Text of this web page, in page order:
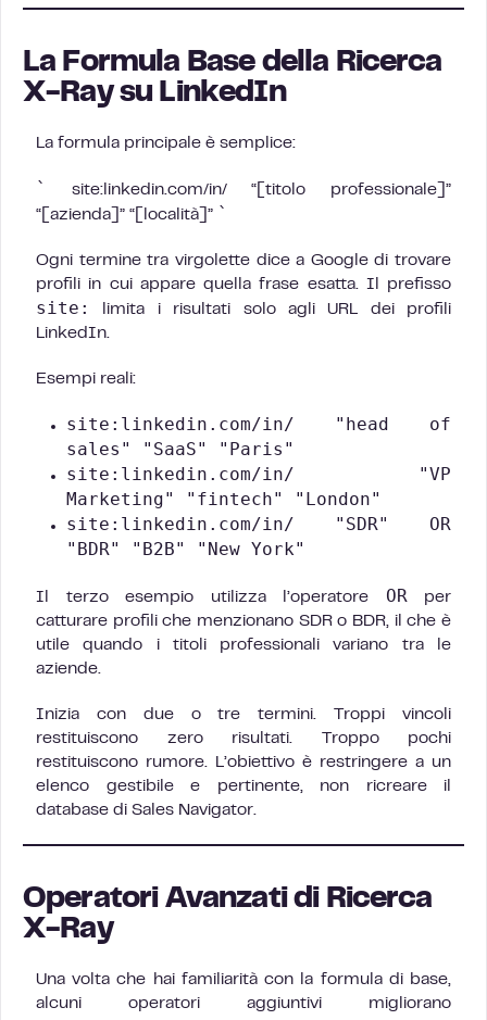
La Formula Base della Ricerca
X-Ray su LinkedIn
La formula principale è semplice:
`
site:linkedin.com/in/ “[titolo professionale]”
“[azienda]” “[località]” `
Ogni termine tra virgolette dice a Google di trovare
profili in cui appare quella frase esatta. Il prefisso
site:
limita i risultati solo agli URL dei profili
LinkedIn.
Esempi reali:
site:linkedin.com/in/ "head of
sales" "SaaS" "Paris"
site:linkedin.com/in/ "VP
Marketing" "fintech" "London"
site:linkedin.com/in/ "SDR" OR
"BDR" "B2B" "New York"
Il terzo esempio utilizza l’operatore ORper
catturare profili che menzionano SDR o BDR, il che è
utile quando i titoli professionali variano tra le
aziende.
Inizia con due o tre termini. Troppi vincoli
restituiscono zero risultati. Troppo pochi
restituiscono rumore. L’obiettivo è restringere a un
elenco gestibile e pertinente, non ricreare il
database di Sales Navigator.
Operatori Avanzati di Ricerca
X-Ray
Una volta che hai familiarità con la formula di base,
alcuni operatori aggiuntivi migliorano